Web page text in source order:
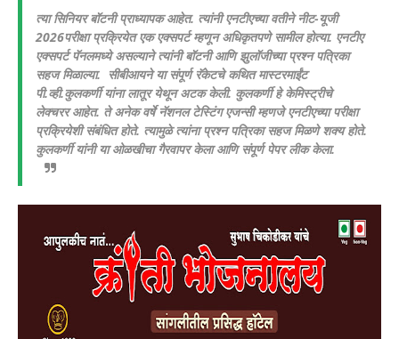
त्या सिनियर बॉटनी प्राध्यापक आहेत. त्यांनी एनटीएच्या वतीने नीट-यूजी
2026परीक्षा प्रक्रियेत एक एक्सपर्ट म्हणून अधिकृतपणे सामील होत्या. एनटीए
एक्सपर्ट पॅनलमध्ये असल्याने त्यांनी बॉटनी आणि झुलॉजीच्या प्रश्न पत्रिका
सहज मिळाल्या. सीबीआयने या संपूर्ण रॅकेटचे कथित मास्टरमाईंट
पी.व्ही.कुलकर्णी यांना लातूर येथून अटक केली. कुलकर्णी हे केमिस्ट्रीचे
लेक्चरर आहेत. ते अनेक वर्षे नॅशनल टेस्टिंग एजन्सी म्हणजे एनटीएच्या परीक्षा
प्रक्रियेशी संबंधित होते. त्यामुळे त्यांना प्रश्न पत्रिका सहज मिळणे शक्य होते.
कुलकर्णी यांनी या ओळखीचा गैरवापर केला आणि संपूर्ण पेपर लीक केला.